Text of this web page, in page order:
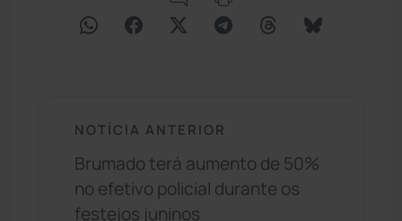
NOTÍCIA ANTERIOR
Brumado terá aumento de 50%
no efetivo policial durante os
festejos juninos